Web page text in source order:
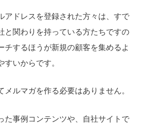
アドレスを登録された方々は、すで
と関わりを持っている方たちですの
チするほうが新規の顧客を集めるよ
すいからです。
メルマガを作る必要はありません。
た事例コンテンツや、自社サイトで